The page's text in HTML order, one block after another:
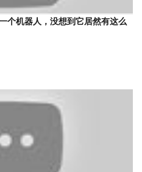
个机器人，没想到它居然有这么